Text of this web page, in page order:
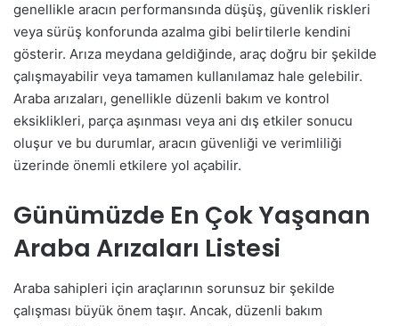
genellikle aracın performansında düşüş, güvenlik riskleri
veya sürüş konforunda azalma gibi belirtilerle kendini
gösterir. Arıza meydana geldiğinde, araç doğru bir şekilde
çalışmayabilir veya tamamen kullanılamaz hale gelebilir.
Araba arızaları, genellikle düzenli bakım ve kontrol
eksiklikleri, parça aşınması veya ani dış etkiler sonucu
oluşur ve bu durumlar, aracın güvenliği ve verimliliği
üzerinde önemli etkilere yol açabilir.
Günümüzde En Çok Yaşanan
Araba Arızaları Listesi
Araba sahipleri için araçlarının sorunsuz bir şekilde
çalışması büyük önem taşır. Ancak, düzenli bakım